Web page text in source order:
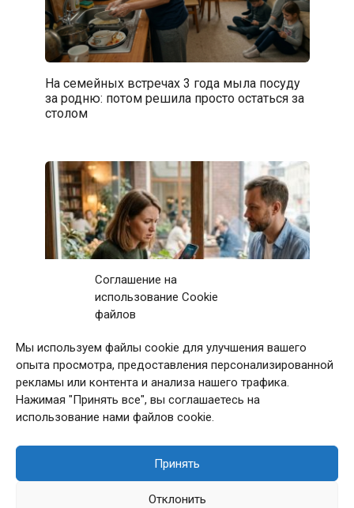
Соглашение на
использование Cookie
файлов
Мы используем файлы cookie для улучшения вашего
опыта просмотра, предоставления персонализированной
рекламы или контента и анализа нашего трафика.
Нажимая "Принять все", вы соглашаетесь на
использование нами файлов cookie.
Принять
Отклонить
На семейных встречах 3 года мыла посуду
за родню: потом решила просто остаться за
столом
Первое свидание с мужчиной закончилось
после 11 звонков матери: дома я приняла
непростое решение
© 2026 Сладкая Жизнь